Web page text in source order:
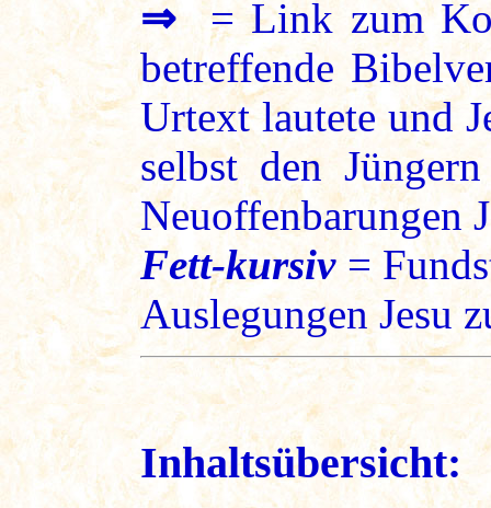
⇒= Link zum
betreffende
Urtext lautete und
selbst den
Neuoffenbarungen
Fett-kursiv=
Auslegungen Jesu
Inhaltsübersicht: